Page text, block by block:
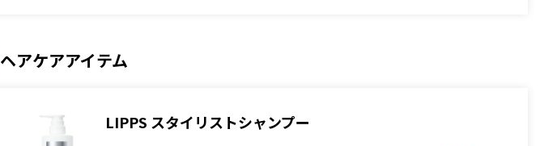
ヘアケアアイテム
LIPPS スタイリストシャンプー